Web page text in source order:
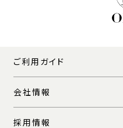
ご利用ガイド
会社情報
採用情報